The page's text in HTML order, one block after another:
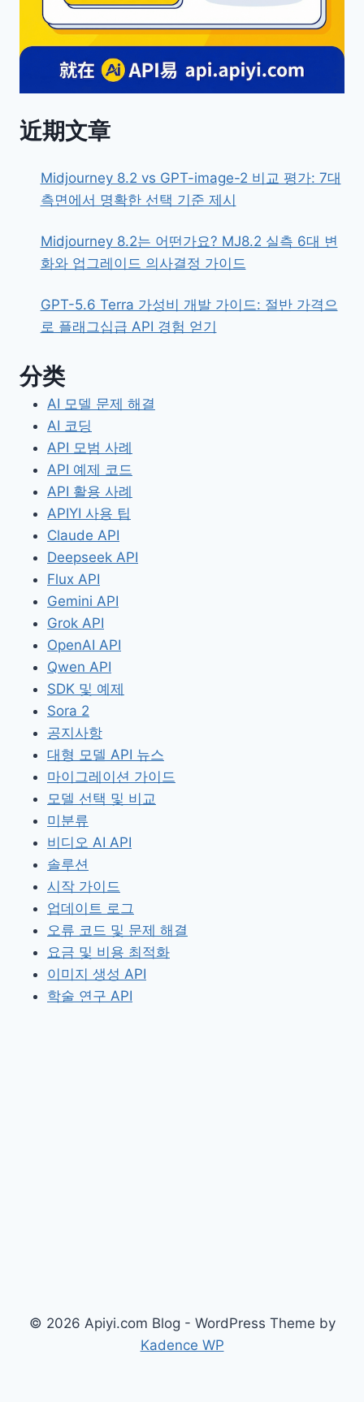
近期文章
Midjourney 8.2 vs GPT-image-2 비교 평가: 7대
측면에서 명확한 선택 기준 제시
Midjourney 8.2는 어떤가요? MJ8.2 실측 6대 변
화와 업그레이드 의사결정 가이드
GPT-5.6 Terra 가성비 개발 가이드: 절반 가격으
로 플래그십급 API 경험 얻기
分类
AI 모델 문제 해결
AI 코딩
API 모범 사례
API 예제 코드
API 활용 사례
APIYI 사용 팁
Claude API
Deepseek API
Flux API
Gemini API
Grok API
OpenAI API
Qwen API
SDK 및 예제
Sora 2
공지사항
대형 모델 API 뉴스
마이그레이션 가이드
모델 선택 및 비교
미분류
비디오 AI API
솔루션
시작 가이드
업데이트 로그
오류 코드 및 문제 해결
요금 및 비용 최적화
이미지 생성 API
학술 연구 API
© 2026 Apiyi.com Blog - WordPress Theme by
Kadence WP